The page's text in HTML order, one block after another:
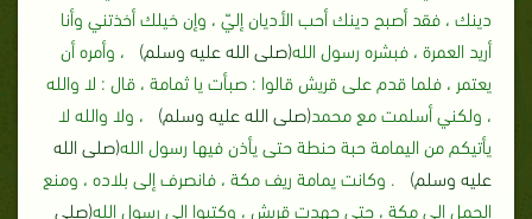
دينك ، فقد أصبح دينك أحب الأديان إليّ ، وإن خيلك أخذتني وأنا
أريد العمرة ، فبشره رسول الله(صلى الله عليه وسلم)
، وأمره أن
يعتمر ، فلما قدم على قريش قالوا‏ :‏ صبأت يا ثمامة ، قال ‏:‏ لا والله
، ولكني أسلمت مع محمد(صلى الله عليه وسلم)
، ولا والله لا
يأتيكم من اليمامة حبة حنطة حتى يأذن فيها رسول الله(صلى الله
عليه وسلم)
‏.‏ وكانت يمامة ريف مكة ، فانصرف إلى بلاده ، ومنع
الحمل إلى مكة ، حتى جهدت قريش ، وكتبوا إلى رسول الله(صلى